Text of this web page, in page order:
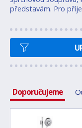
představám. Pro
Doporučujeme